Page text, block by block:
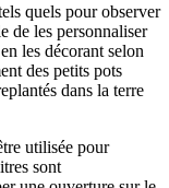
quels pour observer
de les personnaliser
les décorant selon
des petits pots
dans la terre
utilisée pour
sont